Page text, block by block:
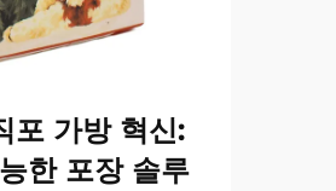
포 가방 혁신:
한 포장 솔루